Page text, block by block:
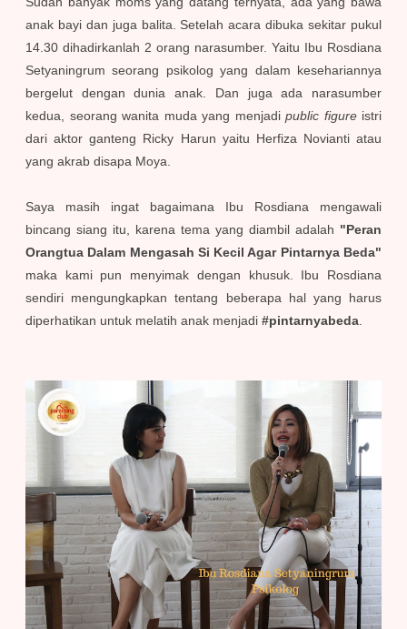
anak bayi dan juga balita. Setelah acara dibuka sekitar pukul
14.30 dihadirkanlah 2 orang narasumber. Yaitu Ibu Rosdiana
Setyaningrum seorang psikolog yang dalam kesehariannya
bergelut dengan dunia anak. Dan juga ada narasumber
kedua, seorang wanita muda yang menjadi public figureistri
dari aktor ganteng Ricky Harun yaitu Herfiza Novianti atau
yang akrab disapa Moya.
Saya masih ingat bagaimana Ibu Rosdiana mengawali
bincang siang itu, karena tema yang diambil adalah "Peran
Orangtua Dalam Mengasah Si Kecil Agar Pintarnya Beda"
maka kami pun menyimak dengan khusuk. Ibu Rosdiana
sendiri mengungkapkan tentang beberapa hal yang harus
diperhatikan untuk melatih anak menjadi #pintarnyabeda